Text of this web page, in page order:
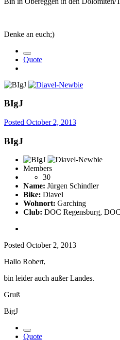
Denke an euch;)
Quote
BIgJ
Posted October 2, 2013
BIgJ
Members
30
Name: Jürgen Schindler
Bike: Diavel
Wohnort: Garching
Club: DOC Regensburg,
Posted October 2, 2013
Hallo Robert,
bin leider auch außer Landes.
Gruß
BigJ
Quote